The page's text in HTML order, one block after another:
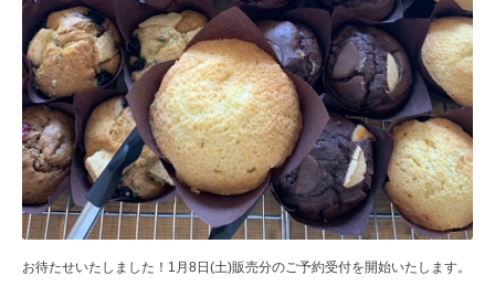
お待たせいたしました！1月8日(土)販売分のご予約受付を開始いたします。